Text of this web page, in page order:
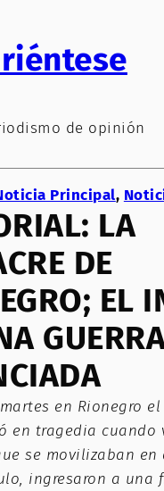
de opinión
Principal,
LA
DE
EL
en Rionegro
en tragedia cuando
se movilizaban en
ingresaron a una